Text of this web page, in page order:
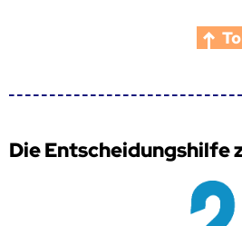
Die Entscheidungshilfe